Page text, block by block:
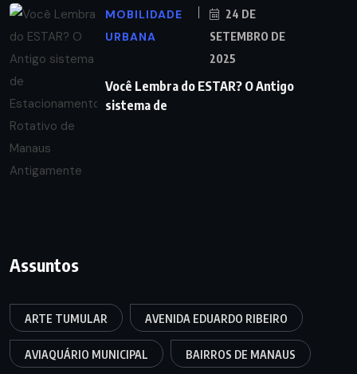
MOBILIDADE
URBANA
24 DE
SETEMBRO DE
2025
Você Lembra do ESTAR? O Antigo
sistema de
Assuntos
ARTE TUMULAR AVENIDA EDUARDO RIBEIRO
AVIAQUÁRIO MUNICIPAL BAIRROS DE MANAUS